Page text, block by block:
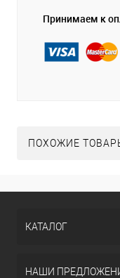
Принимаем к
ПОХОЖИЕ
КАТАЛОГ
НАШИ